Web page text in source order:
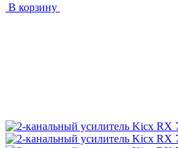
В корзину